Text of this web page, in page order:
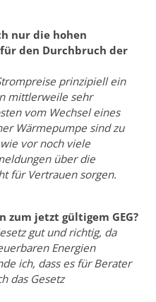
nur die hohen
den Durchbruch der
prinzipiell ein
mittlerweile sehr
vom Wechsel eines
Wärmepumpe sind zu
vor noch viele
über die
für Vertrauen sorgen.
jetzt gültigem GEG?
gut und richtig, da
Energien
ich, dass es für Berater
das Gesetz